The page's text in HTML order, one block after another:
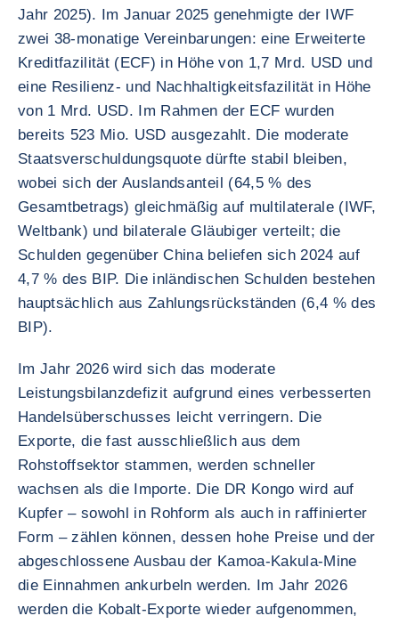
Jahr 2025). Im Januar 2025 genehmigte der IWF
zwei 38-monatige Vereinbarungen: eine Erweiterte
Kreditfazilität (ECF) in Höhe von 1,7 Mrd. USD und
eine Resilienz- und Nachhaltigkeitsfazilität in Höhe
von 1 Mrd. USD. Im Rahmen der ECF wurden
bereits 523 Mio. USD ausgezahlt. Die moderate
Staatsverschuldungsquote dürfte stabil bleiben,
wobei sich der Auslandsanteil (64,5 % des
Gesamtbetrags) gleichmäßig auf multilaterale (IWF,
Weltbank) und bilaterale Gläubiger verteilt; die
Schulden gegenüber China beliefen sich 2024 auf
4,7 % des BIP. Die inländischen Schulden bestehen
hauptsächlich aus Zahlungsrückständen (6,4 % des
BIP).
Im Jahr 2026 wird sich das moderate
Leistungsbilanzdefizit aufgrund eines verbesserten
Handelsüberschusses leicht verringern. Die
Exporte, die fast ausschließlich aus dem
Rohstoffsektor stammen, werden schneller
wachsen als die Importe. Die DR Kongo wird auf
Kupfer – sowohl in Rohform als auch in raffinierter
Form – zählen können, dessen hohe Preise und der
abgeschlossene Ausbau der Kamoa-Kakula-Mine
die Einnahmen ankurbeln werden. Im Jahr 2026
werden die Kobalt-Exporte wieder aufgenommen,